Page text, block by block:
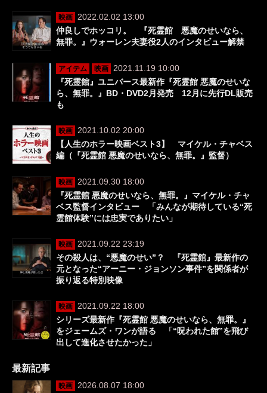
映画
2022.02.02 13:00
仲良しでホッコリ。 『死霊館 悪魔のせいなら、
無罪。』ウォーレン夫妻役2人のインタビュー解禁
アイテム 映画
2021.11.19 10:00
『死霊館』ユニバース最新作『死霊館 悪魔のせいな
ら、無罪。』BD・DVD2月発売 12月に先行DL販売
も
映画
2021.10.02 20:00
【人生のホラー映画ベスト3】 マイケル・チャベス
編（『死霊館 悪魔のせいなら、無罪。』監督）
映画
2021.09.30 18:00
『死霊館 悪魔のせいなら、無罪。』マイケル・チャ
ベス監督インタビュー 「みんなが期待している“死
霊館体験”には忠実でありたい」
映画
2021.09.22 23:19
その殺人は、“悪魔のせい”？ 『死霊館』最新作の
元となった“アーニー・ジョンソン事件”を関係者が
振り返る特別映像
映画
2021.09.22 18:00
シリーズ最新作『死霊館 悪魔のせいなら、無罪。』
をジェームズ・ワンが語る 「“呪われた館”を飛び
出して進化させたかった」
最新記事
映画
2026.08.07 18:00